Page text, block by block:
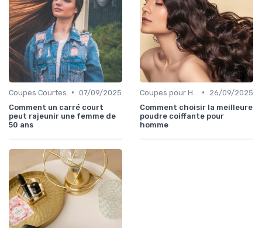
Coupes Courtes • 07/09/2025
Comment un carré court
peut rajeunir une femme de
50 ans
•
26/09/2025
Comment choisir la meilleure
poudre coiffante pour
homme